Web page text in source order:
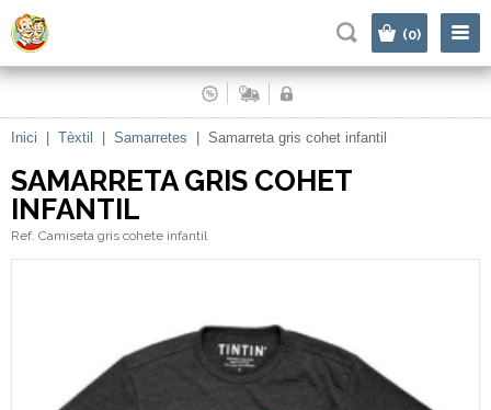
(0)
Inici Tèxtil Samarretes Samarreta gris cohet infantil
SAMARRETA GRIS COHET
INFANTIL
Ref. Camiseta gris cohete infantil